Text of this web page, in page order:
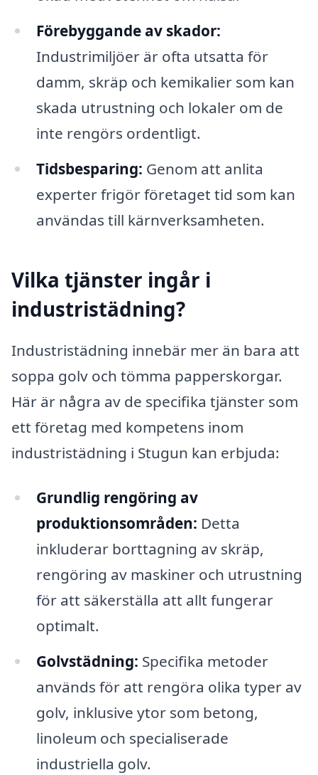
Förebyggande av skador:
Industrimiljöer är ofta utsatta för
damm, skräp och kemikalier som kan
skada utrustning och lokaler om de
inte rengörs ordentligt.
Tidsbesparing: Genom att anlita
experter frigör företaget tid som kan
användas till kärnverksamheten.
Vilka tjänster ingår i
industristädning?
Industristädning innebär mer än bara att
soppa golv och tömma papperskorgar.
Här är några av de specifika tjänster som
ett företag med kompetens inom
industristädning i Stugun kan erbjuda:
Grundlig rengöring av
produktionsområden: Detta
inkluderar borttagning av skräp,
rengöring av maskiner och utrustning
för att säkerställa att allt fungerar
optimalt.
Golvstädning: Specifika metoder
används för att rengöra olika typer av
golv, inklusive ytor som betong,
linoleum och specialiserade
industriella golv.